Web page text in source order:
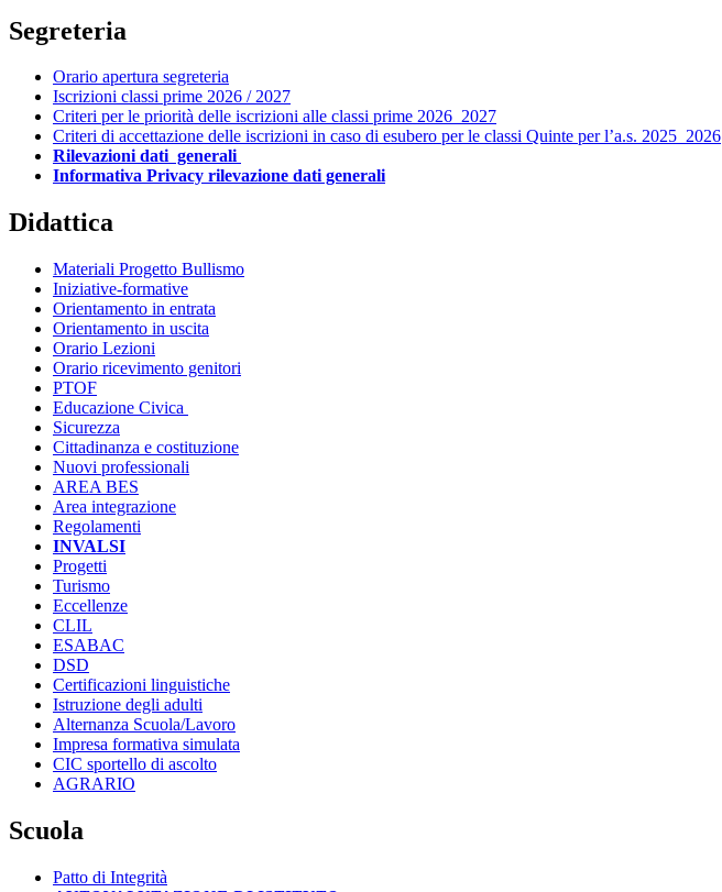
Segreteria
Orario apertura segreteria
Iscrizioni classi prime 2026 / 2027
Criteri per le priorità delle iscrizioni alle classi prime 2026_2027
Criteri di accettazione delle iscrizioni in caso di esubero per le classi Quinte per l’a.s. 2025_2026
Rilevazioni dati generali
Informativa Privacy rilevazione dati generali
Didattica
Materiali Progetto Bullismo
Iniziative-formative
Orientamento in entrata
Orientamento in uscita
Orario Lezioni
Orario ricevimento genitori
PTOF
Educazione Civica
Sicurezza
Cittadinanza e costituzione
Nuovi professionali
AREA BES
Area integrazione
Regolamenti
INVALSI
Progetti
Turismo
Eccellenze
CLIL
ESABAC
DSD
Certificazioni linguistiche
Istruzione degli adulti
Alternanza Scuola/Lavoro
Impresa formativa simulata
CIC sportello di ascolto
AGRARIO
Scuola
Patto di Integrità